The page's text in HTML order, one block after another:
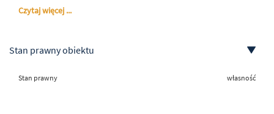
Czytaj więcej ...
Stan prawny obiektu
Stan prawny własność